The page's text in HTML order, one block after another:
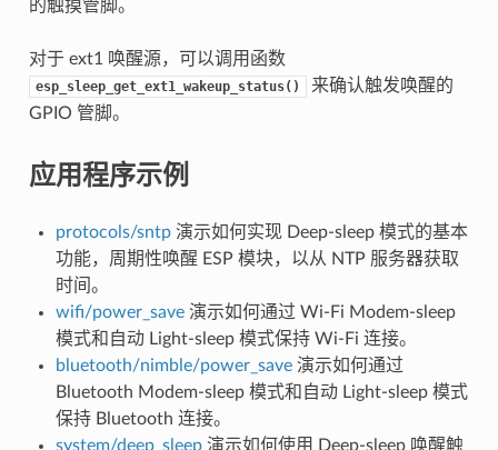
的触摸管脚。
对于 ext1 唤醒源，可以调用函数
esp_sleep_get_ext1_wakeup_status()
来确认触发唤醒的
GPIO 管脚。
应用程序示例
protocols/sntp演示如何实现 Deep-sleep 模式的基本
功能，周期性唤醒 ESP 模块，以从 NTP 服务器获取
时间。
wifi/power_save演示如何通过 Wi-Fi Modem-sleep
模式和自动 Light-sleep 模式保持 Wi-Fi 连接。
bluetooth/nimble/power_save演示如何通过
Bluetooth Modem-sleep 模式和自动 Light-sleep 模式
保持 Bluetooth 连接。
system/deep_sleep演示如何使用 Deep-sleep 唤醒触